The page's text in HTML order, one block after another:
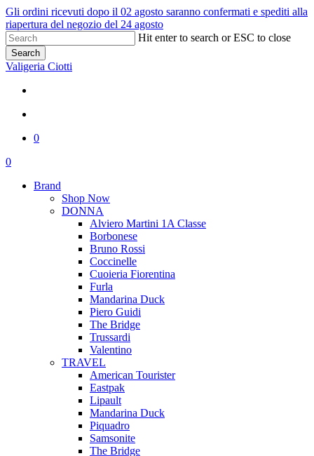
Skip
to
main
content
Gli ordini ricevuti dopo il 02 agosto saranno confermati e spediti alla
riapertura del negozio del 24 agosto
Hit enter to search or ESC to close
Search
Close
Valigeria Ciotti
0
Menu
search
0
Brand
Shop Now
DONNA
Alviero Martini 1A Classe
Borbonese
Bruno Rossi
Coccinelle
Cuoieria Fiorentina
Furla
Mandarina Duck
Piero Guidi
The Bridge
Trussardi
Valentino
TRAVEL
American Tourister
Eastpak
Lipault
Mandarina Duck
Piquadro
Samsonite
The Bridge